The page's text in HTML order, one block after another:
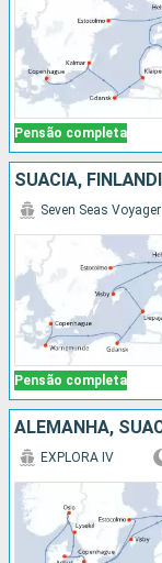
Pensão completa
Pensão completa
Seven Seas Voyager
EXPLORA IV